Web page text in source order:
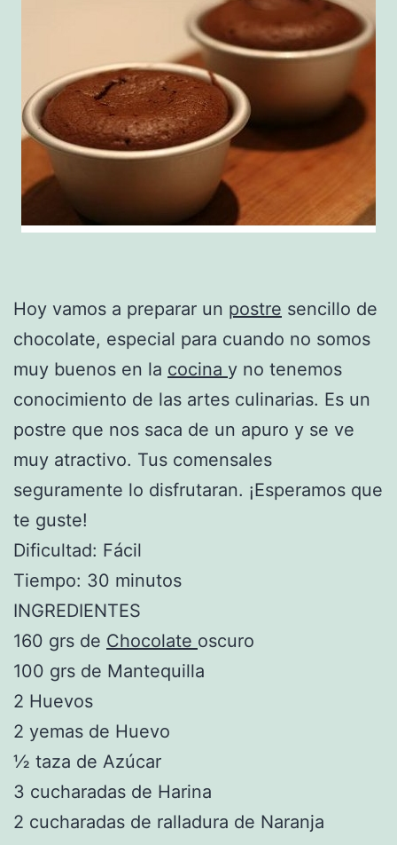
Hoy vamos a preparar un postre sencillo de
chocolate, especial para cuando no somos
muy buenos en la cocina y no tenemos
conocimiento de las artes culinarias. Es un
postre que nos saca de un apuro y se ve
muy atractivo. Tus comensales
seguramente lo disfrutaran. ¡Esperamos que
te guste!
Dificultad: Fácil
Tiempo: 30 minutos
INGREDIENTES
160 grs de Chocolate oscuro
100 grs de Mantequilla
2 Huevos
2 yemas de Huevo
½ taza de Azúcar
3 cucharadas de Harina
2 cucharadas de ralladura de Naranja